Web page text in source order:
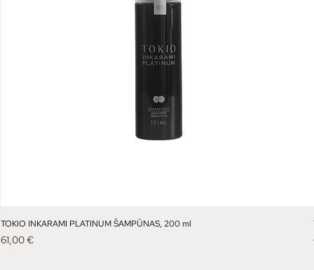
TOKIO INKARAMI PLATINUM ŠAMPŪNAS, 200 ml
Kaina
61,00 €